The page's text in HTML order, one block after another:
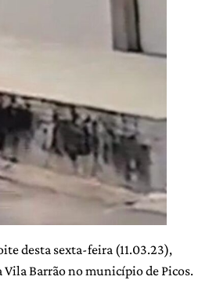
desta sexta-feira (11.03.23),
Barrão no município de Picos.